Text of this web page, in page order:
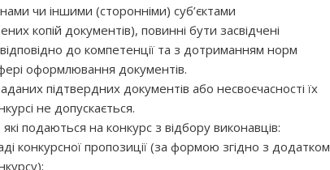
чи іншими (сторонніми) суб’єктами
копій документів), повинні бути засвідчені
до компетенції та з дотриманням норм
оформлювання документів.
підтвердних документів або несвоєчасності їх
не допускається.
подаються на конкурс з відбору виконавців:
конкурсної пропозиції (за формою згідно з додатком